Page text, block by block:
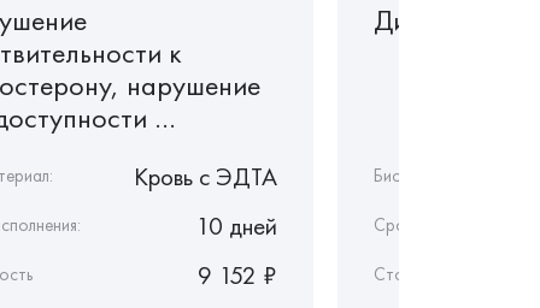
к
нарушение
...
Кровь c ЭДТА
10 дней
9 152 ₽
Биоматериал:
Срок исполнения:
Стоимость